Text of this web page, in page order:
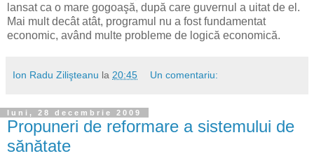
lansat ca o mare gogoaşă, după care guvernul a uitat de el.
Mai mult decât atât, programul nu a fost fundamentat
economic, având multe probleme de logică economică.
Ion Radu Zilişteanu la 20:45 Un comentariu:
luni, 28 decembrie 2009
Propuneri de reformare a sistemului de
sănătate